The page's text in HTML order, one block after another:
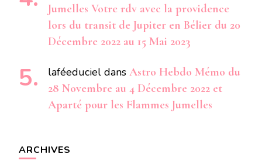
Jumelles Votre rdv avec la providence
lors du transit de Jupiter en Bélier du 20
Décembre 2022 au 15 Mai 2023
laféeduciel dans Astro Hebdo Mémo du
28 Novembre au 4 Décembre 2022 et
Aparté pour les Flammes Jumelles
ARCHIVES